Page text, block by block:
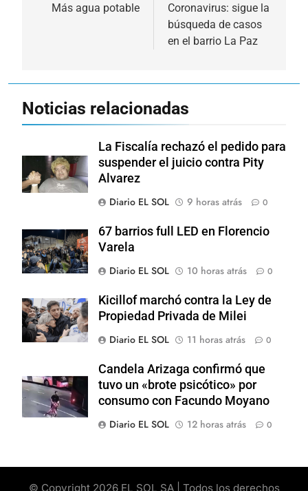
deMás agua potable
Coronavirus: sigue la
búsqueda de casos
en el barrio La Paz
Noticias relacionadas
La Fiscalía rechazó el pedido para
suspender el juicio contra Pity
Alvarez
Diario EL SOL
9 horas atrás 0
67 barrios full LED en Florencio
Varela
Diario EL SOL
10 horas atrás 0
Kicillof marchó contra la Ley de
Propiedad Privada de Milei
Diario EL SOL
11 horas atrás 0
Candela Arizaga confirmó que
tuvo un «brote psicótico» por
consumo con Facundo Moyano
Diario EL SOL
12 horas atrás 0
© Copyright 2026 EL SOL SA | Todos los derechos